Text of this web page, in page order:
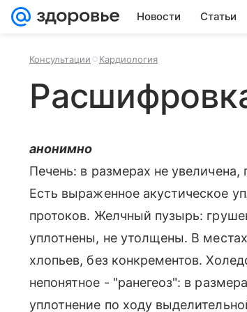
Новости Статьи
Консультации Кардиология
анонимно
Печень: в размерах не
Есть выраженное акустическое
протоков. Желчный пузырь:
уплотнены, не утолщены. В
хлопьев, без конкрементов.
непонятное - "ранегеоз": в
уплотнение по ходу